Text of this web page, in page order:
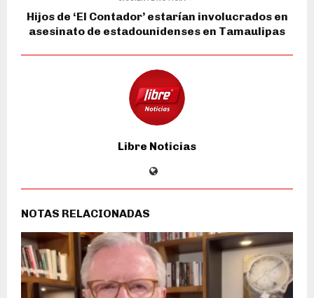
Hijos de ‘El Contador’ estarían involucrados en
asesinato de estadounidenses en Tamaulipas
Libre Noticias
NOTAS RELACIONADAS